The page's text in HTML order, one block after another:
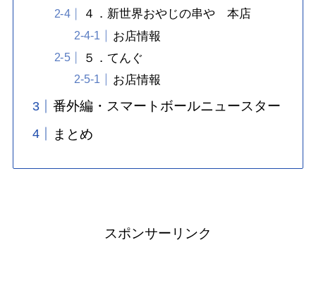
４．新世界おやじの串や 本店
お店情報
５．てんぐ
お店情報
番外編・スマートボールニュースター
まとめ
スポンサーリンク